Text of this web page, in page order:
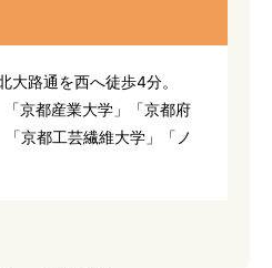
大路通を西へ徒歩4分。
京都産業大学」「京都府
京都工芸繊維大学」「ノ